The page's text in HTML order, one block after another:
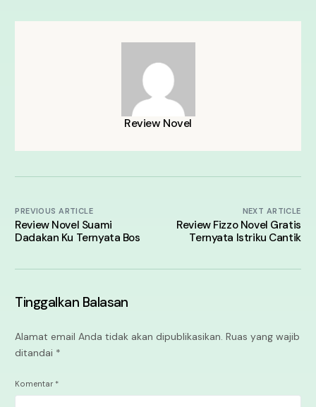
Review Novel
PREVIOUS ARTICLE
Review Novel Suami
Dadakan Ku Ternyata Bos
NEXT ARTICLE
Review Fizzo Novel Gratis
Ternyata Istriku Cantik
Tinggalkan Balasan
Alamat email Anda tidak akan dipublikasikan. Ruas yang wajib
ditandai *
Komentar *